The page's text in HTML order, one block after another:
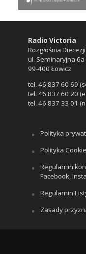
Radio Victoria
Rozgłośnia
ul. Seminaryjna 6a
99-400 Łowicz
tel. 46 837 60 69
tel. 46 837 60 20
tel. 46 837 33 01
Polityka
Polityka
Regulamin
Facebook,
Regulamin
Zasady